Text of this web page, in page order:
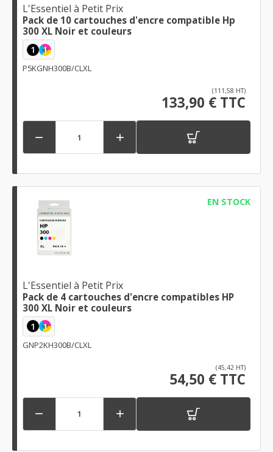
L'Essentiel à Petit Prix
Pack de 10 cartouches d'encre compatible Hp
300 XL Noir et couleurs
1 1
P5KGNH300B/CLXL
(111,58 HT)
133,90 € TTC
 
EN STOCK
L'Essentiel à Petit Prix
Pack de 4 cartouches d'encre compatibles HP
300 XL Noir et couleurs
1 1
GNP2KH300B/CLXL
(45,42 HT)
54,50 € TTC
 